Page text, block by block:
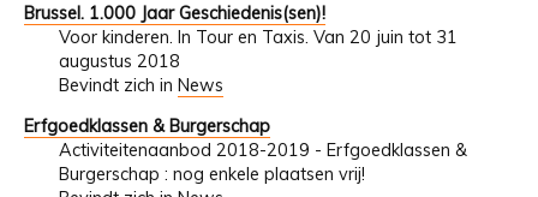
Brussel. 1.000 Jaar Geschiedenis(sen)!
Voor kinderen. In Tour en Taxis. Van 20 juin tot 31
augustus 2018
Bevindt zich in News
Erfgoedklassen & Burgerschap
Activiteitenaanbod 2018-2019 - Erfgoedklassen &
Burgerschap : nog enkele plaatsen vrij!